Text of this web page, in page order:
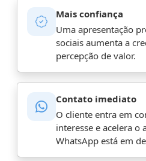
Mais confiança
Uma apresentação
sociais aumenta a
percepção de valor.
Contato imediato
O cliente entra em
interesse e acelera
WhatsApp está em